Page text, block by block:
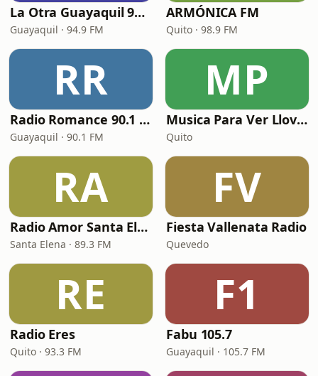
La Otra Guayaquil 94.9 FM
Guayaquil · 94.9 FM
ARMÓNICA FM
Quito · 98.9 FM
RR
Radio Romance 90.1 FM
Guayaquil · 90.1 FM
MP
Musica Para Ver Llover
Quito
RA
Radio Amor Santa Elena
Santa Elena · 89.3 FM
FV
Fiesta Vallenata Radio
Quevedo
RE
Radio Eres
Quito · 93.3 FM
F1
Fabu 105.7
Guayaquil · 105.7 FM